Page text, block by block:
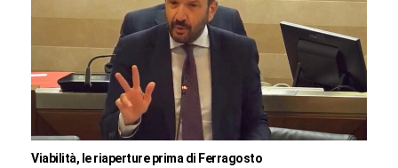
Viabilità, le riaperture prima di Ferragosto